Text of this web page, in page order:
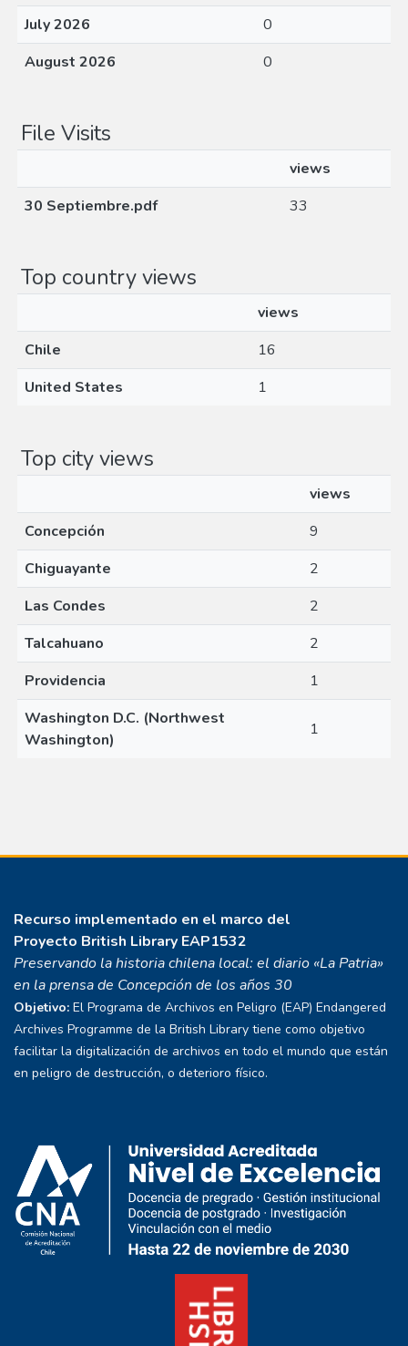
July 2026
0
August 2026
0
File Visits
views
30 Septiembre.pdf
33
Top country views
views
Chile
16
United States
1
Top city views
views
Concepción
9
Chiguayante
2
Las Condes
2
Talcahuano
2
Providencia
1
Washington D.C. (Northwest
Washington)
1
Recurso implementado en el marco del
Proyecto British Library EAP1532
Preservando la historia chilena local: el diario «La Patria»
en la prensa de Concepción de los años 30
Objetivo: El Programa de Archivos en Peligro (EAP) Endangered
Archives Programme de la British Library tiene como objetivo
facilitar la digitalización de archivos en todo el mundo que están
en peligro de destrucción, o deterioro físico.